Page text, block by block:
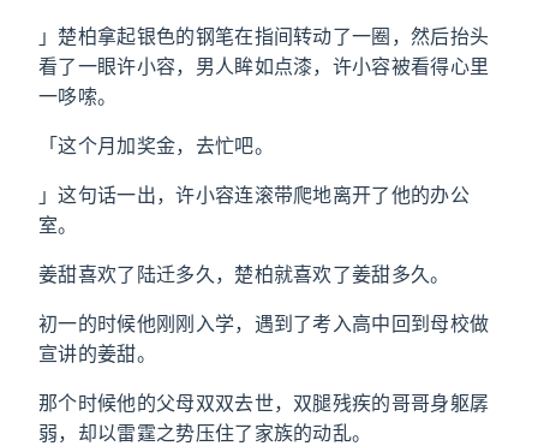
」楚柏拿起银色的钢笔在指间转动了一圈，然后抬头
看了一眼许小容，男人眸如点漆，许小容被看得心里
一哆嗦。
「这个月加奖金，去忙吧。
」这句话一出，许小容连滚带爬地离开了他的办公
室。
姜甜喜欢了陆迁多久，楚柏就喜欢了姜甜多久。
初一的时候他刚刚入学，遇到了考入高中回到母校做
宣讲的姜甜。
那个时候他的父母双双去世，双腿残疾的哥哥身躯孱
弱，却以雷霆之势压住了家族的动乱。